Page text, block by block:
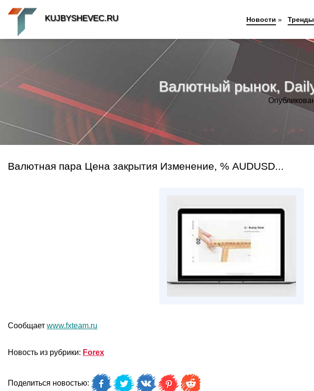
Валютный рынок,
Валютная пара Цена закрытия Изменение, % AUDUSD...
Сообщает www.fxteam.ru
Новость из рубрики: Forex
Поделиться новостью:
KUJBYSHEVEC.RU Новости » Тренды